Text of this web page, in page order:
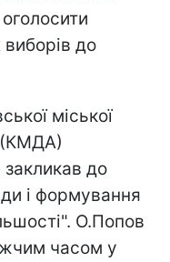
до
міської
(КМДА)
до
і формування
О.Попов
часом у